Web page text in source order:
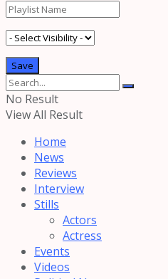
No Result
View All Result
Home
News
Reviews
Interview
Stills
Actors
Actress
Events
Videos